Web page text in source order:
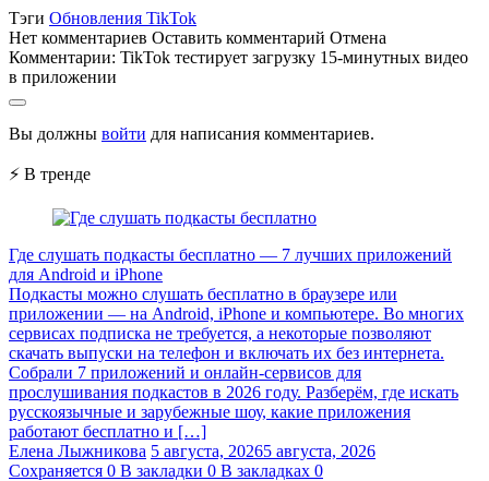
Тэги Обновления TikTok
Нет комментариев Оставить комментарий Отмена
Комментарии: TikTok тестирует загрузку 15-минутных видео
в приложении
Вы должны войти для написания комментариев.
⚡ В тренде
Где слушать подкасты бесплатно — 7 лучших приложений
для Android и iPhone
Подкасты можно слушать бесплатно в браузере или
приложении — на Android, iPhone и компьютере. Во многих
сервисах подписка не требуется, а некоторые позволяют
скачать выпуски на телефон и включать их без интернета.
Собрали 7 приложений и онлайн-сервисов для
прослушивания подкастов в 2026 году. Разберём, где искать
русскоязычные и зарубежные шоу, какие приложения
работают бесплатно и […]
Елена Лыжникова 5 августа, 20265 августа, 2026
Сохраняется 0 В закладки 0 В закладках 0